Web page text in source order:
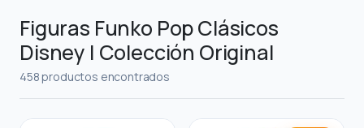
Figuras Funko Pop Clásicos
Disney | Colección Original
458 productos encontrados